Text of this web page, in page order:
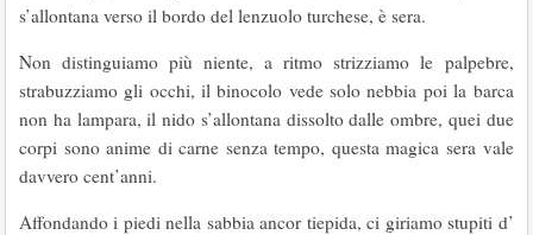
s’allontana verso il bordo del lenzuolo turchese, è sera.
Non distinguiamo più niente, a ritmo strizziamo le palpebre,
strabuzziamo gli occhi, il binocolo vede solo nebbia poi la barca
non ha lampara, il nido s’allontana dissolto dalle ombre, quei due
corpi sono anime di carne senza tempo, questa magica sera vale
davvero cent’anni.
Affondando i piedi nella sabbia ancor tiepida, ci giriamo stupiti d’